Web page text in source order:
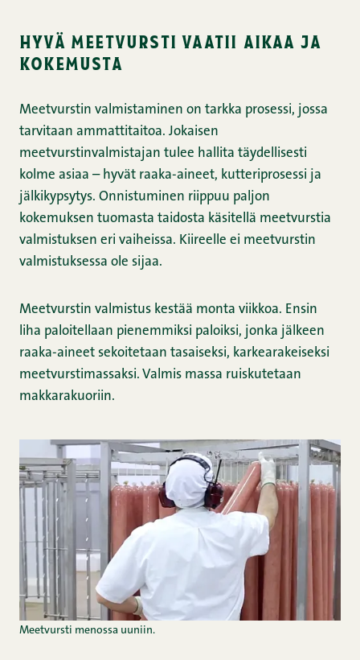
hyvä meetvursti vaatii aikaa ja
kokemusta
Meetvurstin valmistaminen on tarkka prosessi, jossa
tarvitaan ammattitaitoa. Jokaisen
meetvurstinvalmistajan tulee hallita täydellisesti
kolme asiaa – hyvät raaka-aineet, kutteriprosessi ja
jälkikypsytys. Onnistuminen riippuu paljon
kokemuksen tuomasta taidosta käsitellä meetvurstia
valmistuksen eri vaiheissa. Kiireelle ei meetvurstin
valmistuksessa ole sijaa.
Meetvurstin valmistus kestää monta viikkoa. Ensin
liha paloitellaan pienemmiksi paloiksi, jonka jälkeen
raaka-aineet sekoitetaan tasaiseksi, karkearakeiseksi
meetvurstimassaksi. Valmis massa ruiskutetaan
makkarakuoriin.
Meetvursti menossa uuniin.